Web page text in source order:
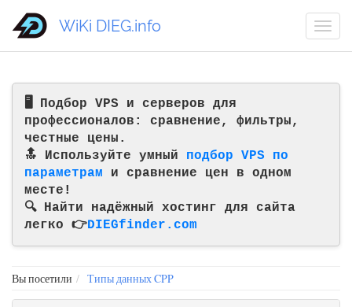
🖥️ Подбор VPS и серверов для
профессионалов: сравнение, фильтры,
честные цены.
🔝 Используйте умный подбор VPS по
параметрам и сравнение цен в одном
месте!
🔍 Найти надёжный хостинг для сайта
легко 👉DIEGfinder.com
WiKi DIEG.info
Вы посетили Типы данных CPP